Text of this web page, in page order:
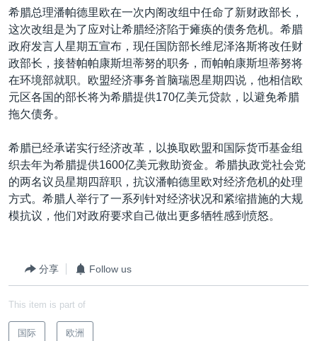
跳
转
到
跳
转
检
国际
最新国际新闻
印太
中东
欧洲
非洲
美洲
全球议题
分类新闻
经济·金融·贸易
人权·法律·宗教
科教·文娱·体健
军事
劳工
环境
美中关系
热点专题
白宫要闻
国会报道
美中关系
美国建国250周年
埃博拉疫情
重要讲话与声明
南中国海争端
VOA视频
VOA今日焦点
中文广播
关注我们
其他语言网站
希腊总理潘帕德里欧在一次内阁改组中任命了新财政部长，
这次改组是为了应对让希腊经济陷于瘫痪的债务危机。希腊
政府发言人星期五宣布，现任国防部长维尼泽洛斯将改任财
政部长，接替帕帕康斯坦蒂努的职务，而帕帕康斯坦蒂努将
在环境部就职。欧盟经济事务首脑瑞恩星期四说，他相信欧
元区各国的部长将为希腊提供170亿美元贷款，以避免希腊
拖欠债务。
希腊已经承诺实行经济改革，以换取欧盟和国际货币基金组
织去年为希腊提供1600亿美元救助资金。希腊执政党社会党
的两名议员星期四辞职，抗议潘帕德里欧对经济危机的处理
方式。希腊人举行了一系列针对经济状况和紧缩措施的大规
模抗议，他们对政府要求自己做出更多牺牲感到愤怒。
分享 Follow us
This item is part of
国际 欧洲